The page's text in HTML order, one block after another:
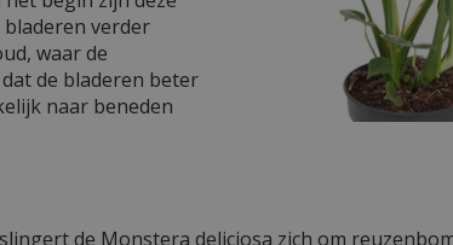
verder
waar de
de bladeren beter
naar beneden
de Monstera deliciosa zich om